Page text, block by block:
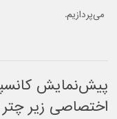
می‌پردازیم.
پیش‌نمایش
اختصاصی زیر